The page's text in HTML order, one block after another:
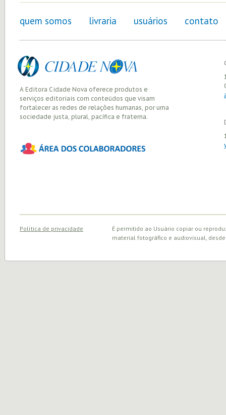
quem somos livraria usuários contato
A Editora Cidade Nova oferece produtos e
serviços editoriais com conteúdos que visam
fortalecer as redes de relações humanas, por uma
sociedade justa, plural, pacífica e fraterna.
Política de privacidade
É permitido ao Usuário copiar ou
material fotográfico e audiovisual,